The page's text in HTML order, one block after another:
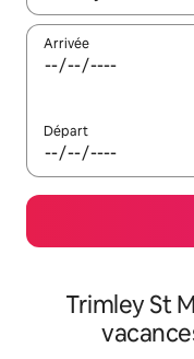
Arrivée
Départ
Trimley St